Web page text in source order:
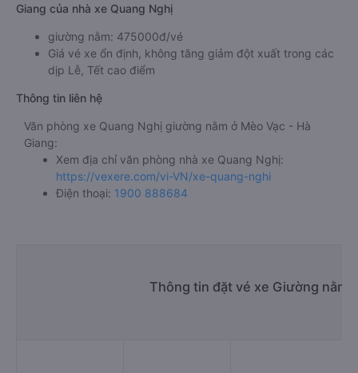
Giang của nhà xe Quang Nghị
giường nằm: 475000đ/vé
Giá vé xe ổn định, không tăng giảm đột xuất trong các
dịp Lễ, Tết cao điểm
Thông tin liên hệ
Văn phòng xe Quang Nghị giường nằm ở Mèo Vạc - Hà
Giang:
Xem địa chỉ văn phòng nhà xe Quang Nghị:
https://vexere.com/vi-VN/xe-quang-nghi
Điện thoại: 1900 888684
Thông tin đặt vé xe Giường nằm